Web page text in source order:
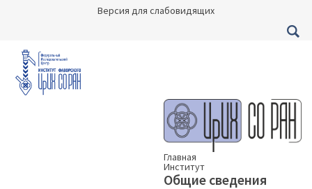
Версия для слабовидящих
Главная
Институт
Общие сведения